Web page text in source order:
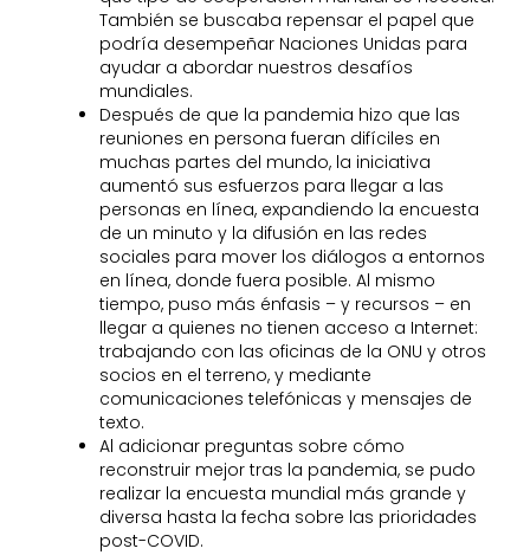
También se buscaba repensar el papel que
podría desempeñar Naciones Unidas para
ayudar a abordar nuestros desafíos
mundiales.
Después de que la pandemia hizo que las
reuniones en persona fueran difíciles en
muchas partes del mundo, la iniciativa
aumentó sus esfuerzos para llegar a las
personas en línea, expandiendo la encuesta
de un minuto y la difusión en las redes
sociales para mover los diálogos a entornos
en línea, donde fuera posible. Al mismo
tiempo, puso más énfasis – y recursos – en
llegar a quienes no tienen acceso a Internet:
trabajando con las oficinas de la ONU y otros
socios en el terreno, y mediante
comunicaciones telefónicas y mensajes de
texto.
Al adicionar preguntas sobre cómo
reconstruir mejor tras la pandemia, se pudo
realizar la encuesta mundial más grande y
diversa hasta la fecha sobre las prioridades
post-COVID.